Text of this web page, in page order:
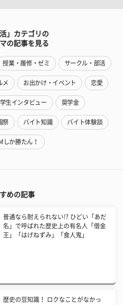
活」カテゴリの
の記事を見る
授業・履修・ゼミ サークル・部活
メ お出かけ・イベント 恋愛
生インタビュー 奨学金
祭 バイト知識 バイト体験談
しか勝たん！
めの記事
普通なら耐えられない!? ひどい「あだ
名」で呼ばれた歴史上の有名人「借金
王」「はげねずみ」「食人鬼」
歴史の豆知識！ ロクなことがなかっ